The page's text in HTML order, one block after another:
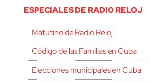
ESPECIALES DE RADIO RELOJ
Matutino de Radio Reloj
Código de las Familias en Cuba
Elecciones municipales en Cuba